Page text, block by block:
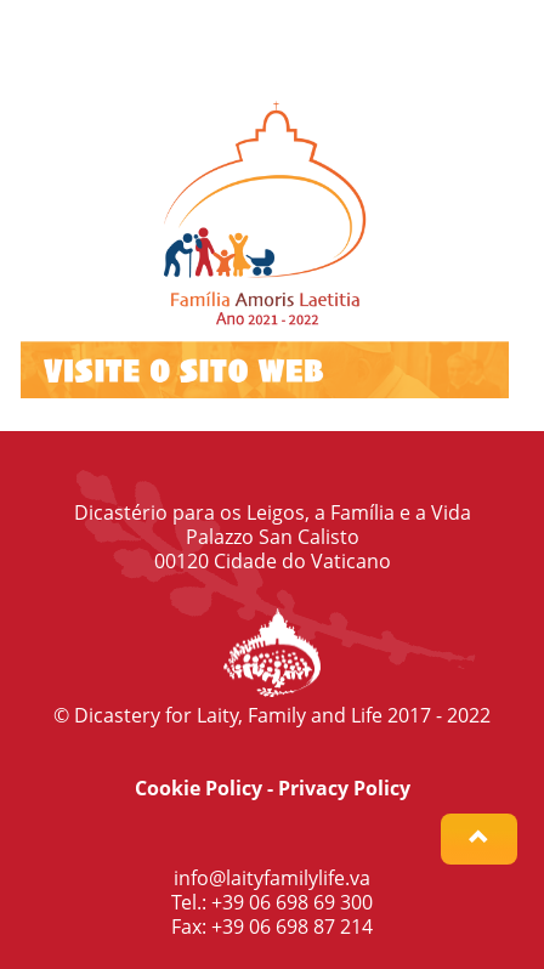
Dicastério para os Leigos, a Família e a Vida
Palazzo San Calisto
00120 Cidade do Vaticano
© Dicastery for Laity, Family and Life 2017 - 2022
Cookie Policy- Privacy Policy
info@laityfamilylife.va
Tel.: +39 06 698 69 300
Fax: +39 06 698 87 214